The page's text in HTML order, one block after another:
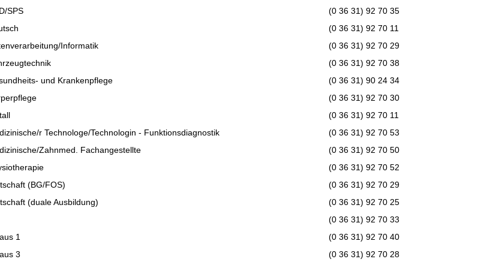
SPS
(0 36 31) 92 70 35
(0 36 31) 92 70 11
Informatik
(0 36 31) 92 70 29
(0 36 31) 92 70 38
und Krankenpflege
(0 36 31) 90 24 34
(0 36 31) 92 70 30
(0 36 31) 92 70 11
r Technologe/Technologin - Funktionsdiagnostik
(0 36 31) 92 70 53
Zahnmed. Fachangestellte
(0 36 31) 92 70 50
(0 36 31) 92 70 52
(BG/FOS)
(0 36 31) 92 70 29
(duale Ausbildung)
(0 36 31) 92 70 25
(0 36 31) 92 70 33
1
(0 36 31) 92 70 40
3
(0 36 31) 92 70 28